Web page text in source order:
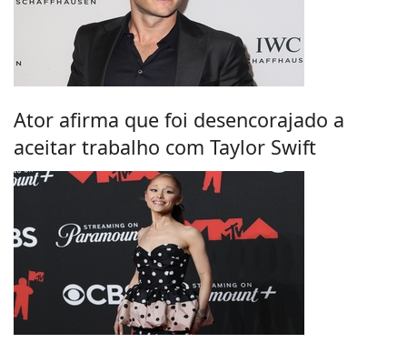
Ator afirma que foi desencorajado a
aceitar trabalho com Taylor Swift